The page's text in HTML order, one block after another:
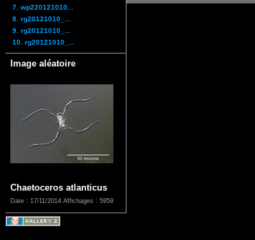
7. wp220121010...
8. rg20121010_...
9. rg20121010_...
10. rg20121010_...
Image aléatoire
Chaetoceros atlanticus
Date : 17/11/2014 Affichages : 5959